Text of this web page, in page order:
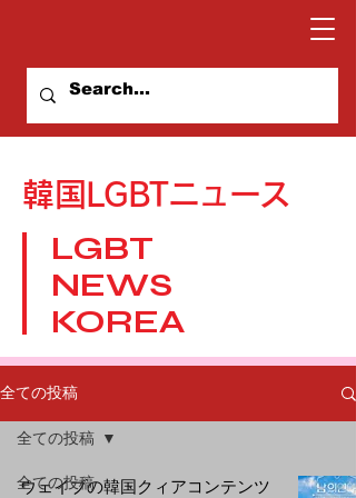
​韓国LGBTニュース
LGBT
NEWS
KOREA
全ての投稿
全ての投稿
全ての投稿
ウェイブの韓国クィアコンテンツ